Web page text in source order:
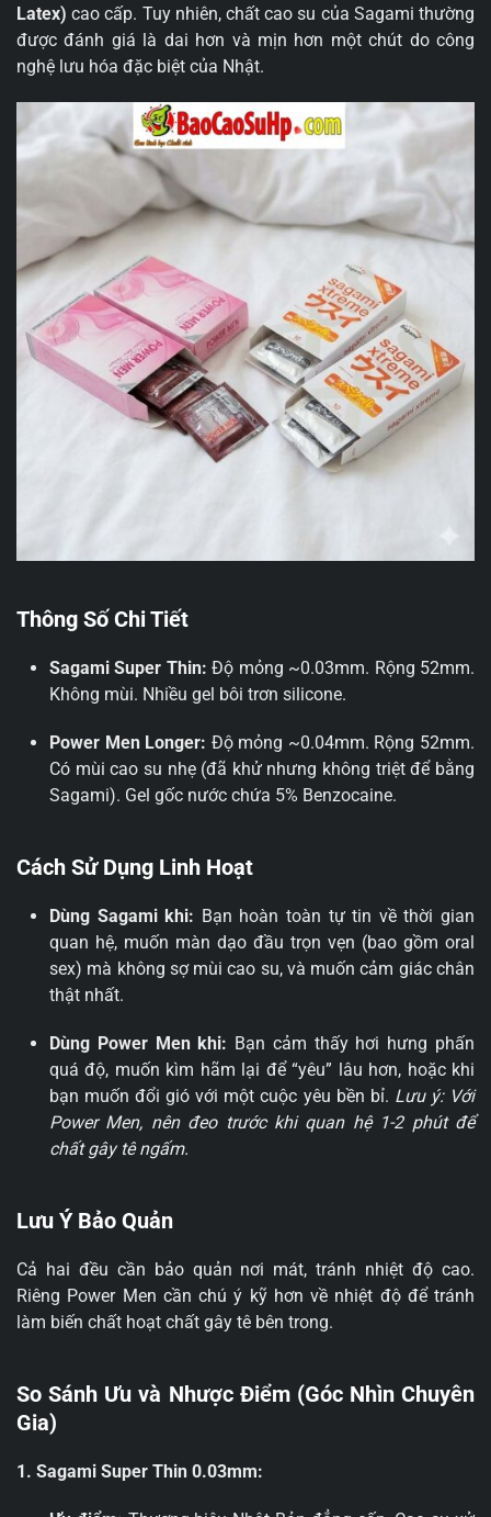
Latex) cao cấp. Tuy nhiên, chất cao su của Sagami thường
được đánh giá là dai hơn và mịn hơn một chút do công
nghệ lưu hóa đặc biệt của Nhật.
Thông Số Chi Tiết
Sagami Super Thin: Độ mỏng ~0.03mm. Rộng 52mm.
Không mùi. Nhiều gel bôi trơn silicone.
Power Men Longer: Độ mỏng ~0.04mm. Rộng 52mm.
Có mùi cao su nhẹ (đã khử nhưng không triệt để bằng
Sagami). Gel gốc nước chứa 5% Benzocaine.
Cách Sử Dụng Linh Hoạt
Dùng Sagami khi: Bạn hoàn toàn tự tin về thời gian
quan hệ, muốn màn dạo đầu trọn vẹn (bao gồm oral
sex) mà không sợ mùi cao su, và muốn cảm giác chân
thật nhất.
Dùng Power Men khi: Bạn cảm thấy hơi hưng phấn
quá độ, muốn kìm hãm lại để “yêu” lâu hơn, hoặc khi
bạn muốn đổi gió với một cuộc yêu bền bỉ. Lưu ý: Với
Power Men, nên đeo trước khi quan hệ 1-2 phút để
chất gây tê ngấm.
Lưu Ý Bảo Quản
Cả hai đều cần bảo quản nơi mát, tránh nhiệt độ cao.
Riêng Power Men cần chú ý kỹ hơn về nhiệt độ để tránh
làm biến chất hoạt chất gây tê bên trong.
So Sánh Ưu và Nhược Điểm (Góc Nhìn Chuyên
Gia)
1. Sagami Super Thin 0.03mm: